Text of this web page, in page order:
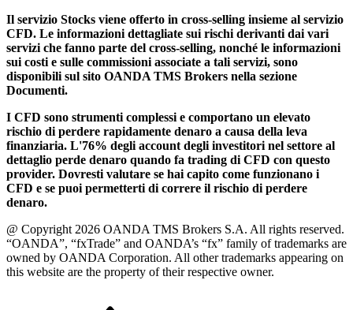
Il servizio Stocks viene offerto in cross-selling insieme al servizio
CFD. Le informazioni dettagliate sui rischi derivanti dai vari
servizi che fanno parte del cross-selling, nonché le informazioni
sui costi e sulle commissioni associate a tali servizi, sono
disponibili sul sito OANDA TMS Brokers nella sezione
Documenti.
I CFD sono strumenti complessi e comportano un elevato
rischio di perdere rapidamente denaro a causa della leva
finanziaria. L'76% degli account degli investitori nel settore al
dettaglio perde denaro quando fa trading di CFD con questo
provider. Dovresti valutare se hai capito come funzionano i
CFD e se puoi permetterti di correre il rischio di perdere
denaro.
@ Copyright 2026 OANDA TMS Brokers S.A. All rights reserved.
“OANDA”, “fxTrade” and OANDA’s “fx” family of trademarks are
owned by OANDA Corporation. All other trademarks appearing on
this website are the property of their respective owner.